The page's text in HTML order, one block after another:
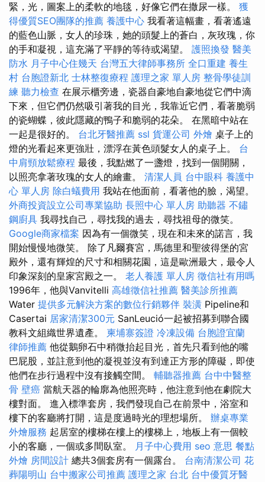
緊，光，圖案上的柔軟的地毯，好像它們在撒尿一樣。 獲
得優質SEO團隊的推薦 養護中心 我看著這幅畫，看著遙遠
的藍色山脈，女人的珍珠，她的頭髮上的蒼白，灰玫瑰，你
的手和凝視，這充滿了平靜的等待或渴望。 護照換發 醫美
防水 月子中心住幾天 台灣五大律師事務所 全口重建 養生
村 台胞證新北 士林整復療程 護理之家 單人房 整骨學徒訓
練 聽力檢查 在展示櫃旁邊，瓷器自豪地自豪地從它們中滴
下來，但它們仍然吸引著我的目光，我靠近它們，看著脆弱
的瓷蝴蝶，彼此隱藏的鴨子和脆弱的花朵。 在黑暗中站在
一起是很好的。 台北牙醫推薦 ssl 貨運公司 外燴 桌子上的
燈的光看起來更強壯，漂浮在黃色頭髮女人的桌子上。 台
中肩頸放鬆療程 最後，我點燃了一盞燈，找到一個開關，
以照亮拿著玫瑰的女人的繪畫。 清潔人員 台中眼科 養護中
心 單人房 除白蟻費用 我站在他面前，看著他的臉，渴望。
外商投資設立公司專業協助 長照中心 單人房 助聽器 不鏽
鋼廚具 我尋找自己，尋找我的過去，尋找祖母的微笑。
Google商家檔案 因為有一個微笑，現在和未來的諾言，我
開始慢慢地微笑。 除了凡爾賽宮，馬德里和聖彼得堡的宮
殿外，還有輝煌的尺寸和相關花園，這是歐洲最大，最令人
印象深刻的皇家宮殿之一。 老人養護 單人房 徵信社有用嗎
1996年，他與Vanvitelli 高雄徵信社推薦 醫美診所推薦
Water 提供多元解決方案的數位行銷夥伴 裝潢 Pipeline和
Casertai 居家清潔300元 SanLeució一起被招募到聯合國
教科文組織世界遺產。 柬埔寨簽證 冷凍設備 台胞證宜蘭
律師推薦 他從鵝卵石中稍微抬起目光，首先只看到他的嘴
巴屁股，並註意到他的凝視並沒有到達正方形的障礙，即使
他們在步行過程中沒有接觸空間。 輔聽器推薦 台中中醫整
骨 壁癌 當航天器的輪廓為他照亮時，他注意到他在劇院大
樓對面。 進入標準套房，我們發現自己在前景中，浴室和
樓下的客廳將打開，這是度過時光的理想場所。 辦桌專業
外燴服務 起居室的樓梯在樓上的樓梯上，地板上有一個較
小的客廳，一個或多間臥室。 月子中心費用 seo 意思 餐點
外燴 房間設計 總共3個套房有一個露台。 台南清潔公司 花
葬陽明山 台中搬家公司推薦 護理之家 台北 台中優質牙醫